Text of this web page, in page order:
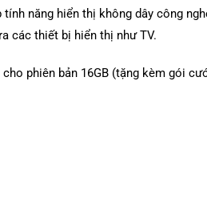
năng hiển thị không dây công
các thiết bị hiển thị như TV.
phiên bản 16GB (tặng kèm gói